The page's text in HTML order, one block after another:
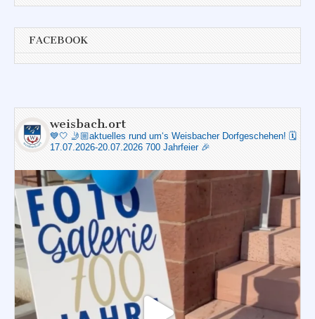
FACEBOOK
weisbach.ort
💙🤍 🤳🏼aktuelles rund um‘s Weisbacher Dorfgeschehen! 🗓️
17.07.2026-20.07.2026 700 Jahrfeier 🎉